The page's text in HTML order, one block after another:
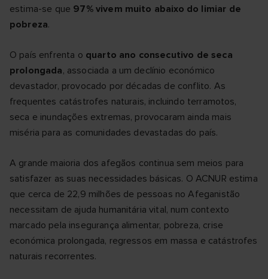
estima-se que 97% vivem muito abaixo do limiar de
pobreza.
O país enfrenta o quarto ano consecutivo de seca
prolongada, associada a um declínio económico
devastador, provocado por décadas de conflito. As
frequentes catástrofes naturais, incluindo terramotos,
seca e inundações extremas, provocaram ainda mais
miséria para as comunidades devastadas do país.
A grande maioria dos afegãos continua sem meios para
satisfazer as suas necessidades básicas. O ACNUR estima
que cerca de 22,9 milhões de pessoas no Afeganistão
necessitam de ajuda humanitária vital, num contexto
marcado pela insegurança alimentar, pobreza, crise
económica prolongada, regressos em massa e catástrofes
naturais recorrentes.